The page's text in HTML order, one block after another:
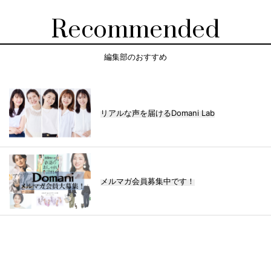
Recommended
編集部のおすすめ
リアルな声を届けるDomani Lab
メルマガ会員募集中です！